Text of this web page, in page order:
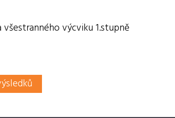
všestranného výcviku 1.stupně